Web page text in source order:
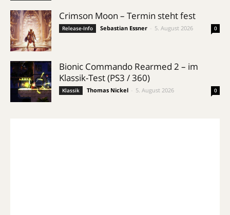
Crimson Moon – Termin steht fest
Release-Info Sebastian Essner 5. August 2026 0
Bionic Commando Rearmed 2 – im
Klassik-Test (PS3 / 360)
Klassik Thomas Nickel 5. August 2026 0